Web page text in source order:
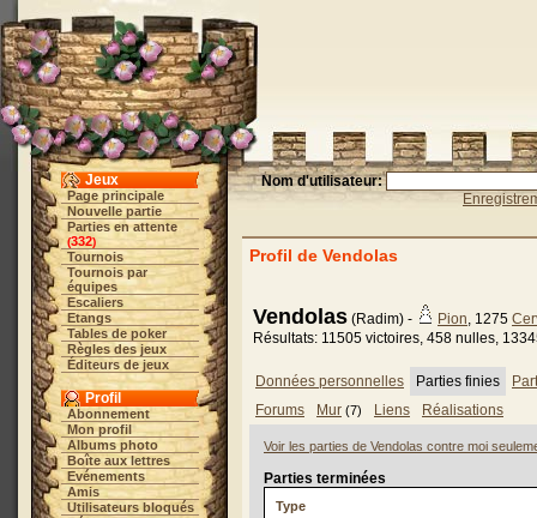
Jeux
Page principale
Nouvelle partie
Parties en attente
(332)
Tournois
Tournois par
équipes
Escaliers
Etangs
Tables de poker
Règles des jeux
Éditeurs de jeux
Profil
Abonnement
Mon profil
Albums photo
Boîte aux lettres
Evénements
Amis
Utilisateurs bloqués
Nom d'utilisateur:
Profil de Vendolas
Vendolas (Radim) - Pion, 1275
Résultats: 11505 victoires, 458 nulles,
Données personnelles Parties finies
Forums
Mur (7) Liens Réalisations
Voir les parties de Vendolas contre moi
Parties terminées
Type